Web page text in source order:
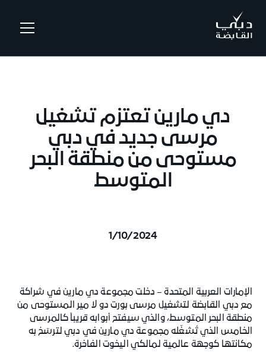
دي مارين تعتزم تشغيل
مرسى جديد في دبي
مستوحى من منطقة البحر
المتوسط
1/10/2024
الإمارات العربية المتحدة – دخلت مجموعة دي مارين في شراكة
مع دبي القابضة لتشغيل مرسى بورت دو لا مير المستوحى من
منطقة البحر المتوسط، والذي سيفتح أبوابه قريباً كالمرسى
الخامس الذي تُشغّله مجموعة دي مارين في دبي لترسّخ به
مكانتها كوجهة عالمية لمالكي اليخوت الفاخرة.